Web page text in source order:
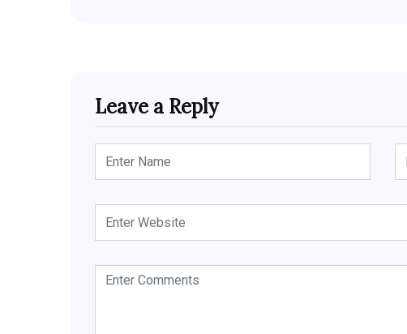
Leave a Reply